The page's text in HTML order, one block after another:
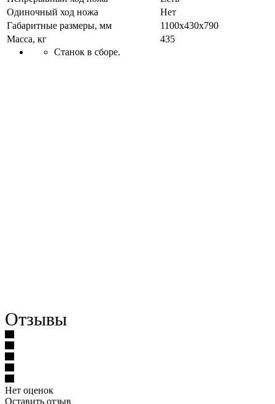
Одиночный ход ножа
Нет
Габаритные размеры, мм
1100x430x790
Масса, кг
435
Станок в сборе.
Отзывы
Нет оценок
Оставить отзыв